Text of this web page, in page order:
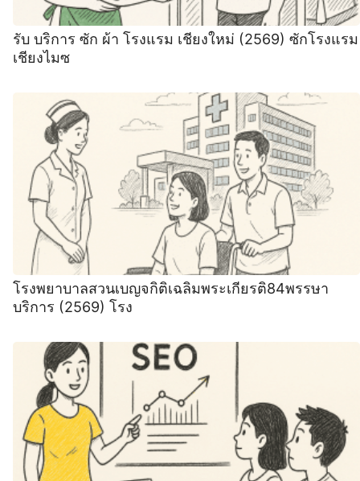
รับ บริการ ซัก ผ้า โรงแรม เชียงใหม่ (2569) ซักโรงแรม
เชียงไมซ
โรงพยาบาลสวนเบญจกิติเฉลิมพระเกียรติ84พรรษา
บริการ (2569) โรง